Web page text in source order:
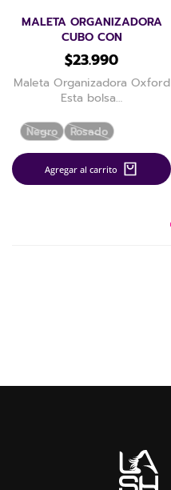
Negro Rosado
MALETA ORGANIZADORA
CUBO CON
$23.990
Maleta Organizadora Oxford
Esta bolsa…
Agregar al carrito